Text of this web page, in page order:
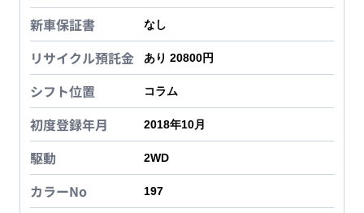
新車保証書 なし
リサイクル預託金 あり 20800円
シフト位置 コラム
初度登録年月 2018年10月
駆動 2WD
カラーNo 197